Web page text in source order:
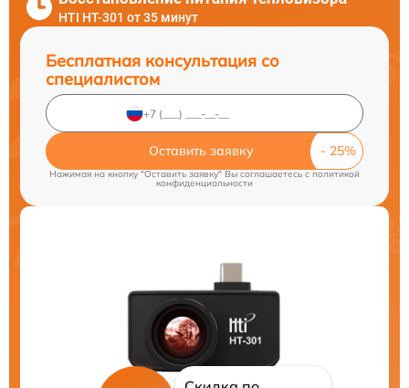
HTI HT-301 от 35 минут
Бесплатная консультация со
специалистом
Оставить заявку
Нажимая на кнопку "Оставить заявку" Вы соглашаетесь cполитикой
конфиденциальности